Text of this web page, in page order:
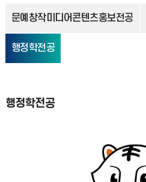
문예창작미디어콘텐츠홍보전공
행정학전공
행정학전공